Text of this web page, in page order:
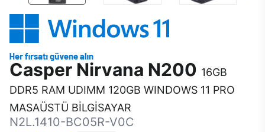
Casper Nirvana N200 16GB
DDR5 RAM UDIMM 120GB WINDOWS 11 PRO
MASAÜSTÜ BİLGİSAYAR
N2L.1410-BC05R-V0C